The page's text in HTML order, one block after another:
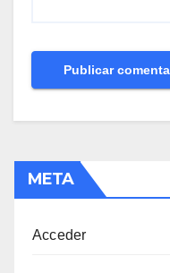
META
Acceder